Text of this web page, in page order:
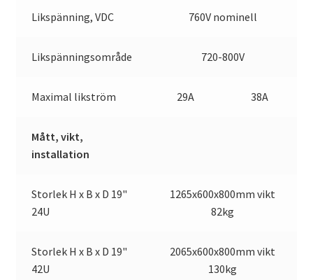
Likspänning, VDC 760V nominell
Likspänningsområde 720-800V
Maximal likström 29A 38A
Mått, vikt,
installation
Storlek H x B x D 19"
24U
1265x600x800mm vikt
82kg
Storlek H x B x D 19"
42U
2065x600x800mm vikt
130kg